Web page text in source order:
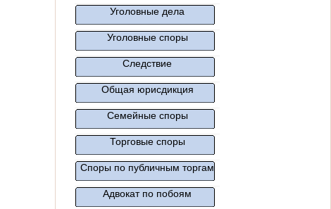
Уголовные дела
Уголовные споры
Следствие
Общая юрисдикция
Семейные споры
Торговые споры
Споры по публичным торгам
Адвокат по побоям